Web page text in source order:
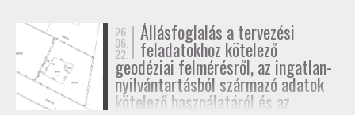
JOGSZABÁLYOK, SZABÁLYZATOK, SZABVÁNYOK
NÉVJEGYZÉK
SEGÉDLETEK / FAP
dokumentációk jogosultsági kérdéseiről. A
résztvevő tagozatok a 327/2015. (XI. 10.)
Korm. rendelet alapján tisztázták a
kompetenciahatárokat, és a jövőben közös
workshopok formájában folytatják a
szakmai együttműködést.
26.
06.
22.
Állásfoglalás a tervezési
feladatokhoz kötelező
geodéziai felmérésről, az ingatlan-
nyilvántartásból származó adatok
kötelező használatáról és az